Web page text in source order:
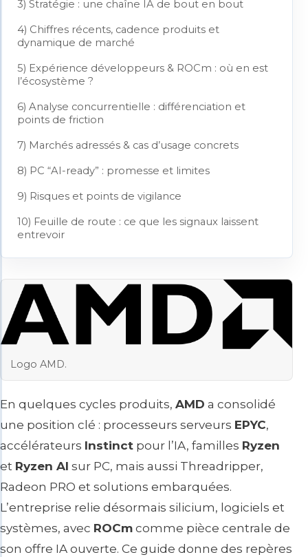
3) Stratégie : une chaîne IA de bout en bout
4) Chiffres récents, cadence produits et
dynamique de marché
5) Expérience développeurs & ROCm : où en est
l’écosystème ?
6) Analyse concurrentielle : différenciation et
points de friction
7) Marchés adressés & cas d’usage concrets
8) PC “AI-ready” : promesse et limites
9) Risques et points de vigilance
10) Feuille de route : ce que les signaux laissent
entrevoir
Logo AMD.
En quelques cycles produits, AMD a consolidé
une position clé : processeurs serveurs EPYC,
accélérateurs Instinct pour l’IA, familles Ryzen
et Ryzen AI sur PC, mais aussi Threadripper,
Radeon PRO et solutions embarquées.
L’entreprise relie désormais silicium, logiciels et
systèmes, avec ROCm comme pièce centrale de
son offre IA ouverte. Ce guide donne des repères